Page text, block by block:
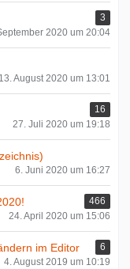
3
2020 um 20:04
13. August 2020 um 13:01
16
27. Juli 2020 um 19:18
6. Juni 2020 um 16:27
466
24. April 2020 um 15:06
im Editor
6
4. August 2019 um 10:19